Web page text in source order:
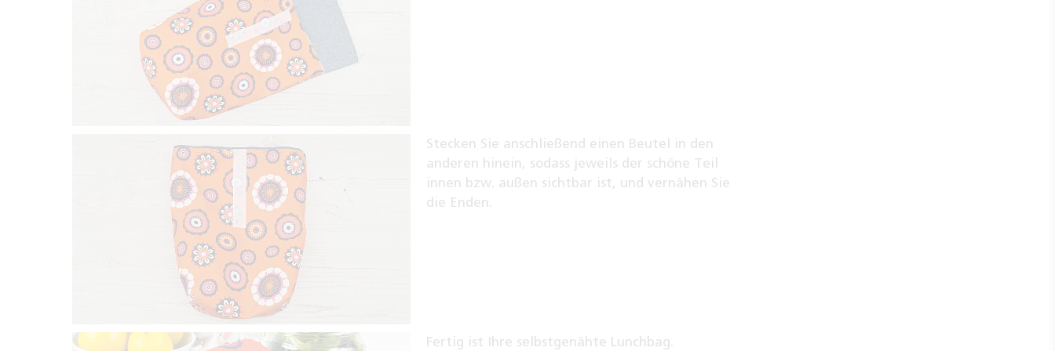
Stecken Sie anschließend einen Beutel in den
anderen hinein, sodass jeweils der schöne Teil
innen bzw. außen sichtbar ist, und vernähen Sie
die Enden.
Fertig ist Ihre selbstgenähte Lunchbag.